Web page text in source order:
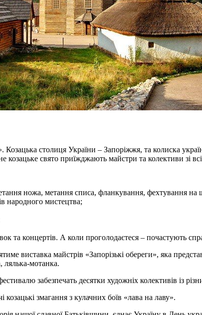
столиця України – Запоріжжя, та колиска
свято приїжджають майстри та колективи зі
ножа, метання списа, фланкування, фехтування
народного мистецтва;
та концертів. А коли проголодаєтеся – почастують
виставка майстрів «Запорізькі обереги», яка
лялька-мотанка.
забезпечать десятки художніх колективів із
змагання з кулачних боїв «лава на лаву».